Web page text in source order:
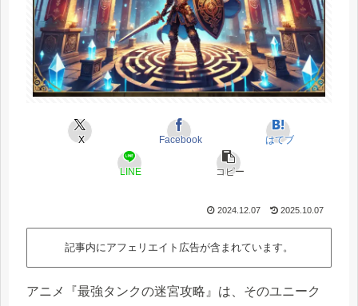
X Facebook はてブ
LINE コピー
2024.12.07 2025.10.07
記事内にアフェリエイト広告が含まれています。
アニメ『最強タンクの迷宮攻略』は、そのユニーク